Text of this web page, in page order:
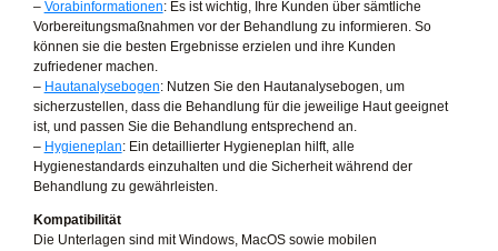
– Vorabinformationen: Es ist wichtig, Ihre Kunden über sämtliche
Vorbereitungsmaßnahmen vor der Behandlung zu informieren. So
können sie die besten Ergebnisse erzielen und ihre Kunden
zufriedener machen.
– Hautanalysebogen: Nutzen Sie den Hautanalysebogen, um
sicherzustellen, dass die Behandlung für die jeweilige Haut geeignet
ist, und passen Sie die Behandlung entsprechend an.
– Hygieneplan: Ein detaillierter Hygieneplan hilft, alle
Hygienestandards einzuhalten und die Sicherheit während der
Behandlung zu gewährleisten.
Kompatibilität
Die Unterlagen sind mit Windows, MacOS sowie mobilen